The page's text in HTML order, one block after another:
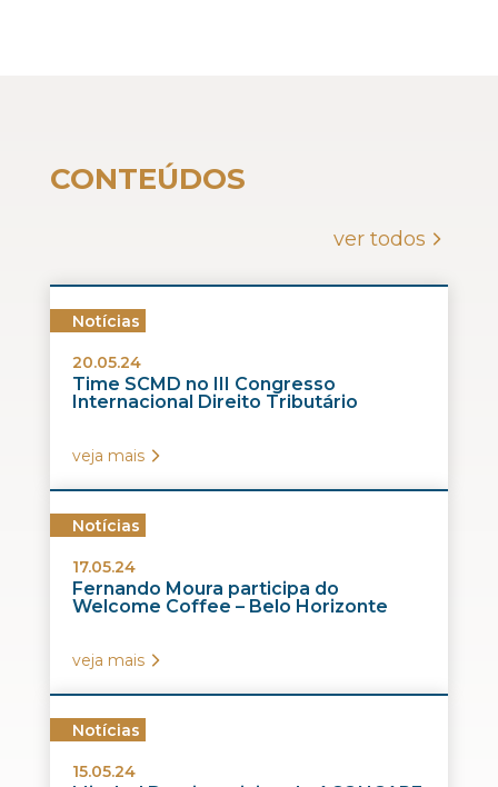
CONTEÚDOS
ver todos
Notícias
20.05.24
Time SCMD no III Congresso
Internacional Direito Tributário
veja mais
Notícias
17.05.24
Fernando Moura participa do
Welcome Coffee – Belo Horizonte
veja mais
Notícias
15.05.24